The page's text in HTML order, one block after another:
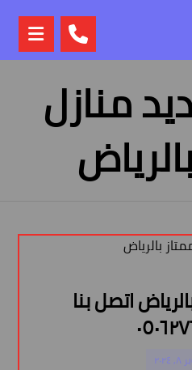
منازل
اتصل بنا